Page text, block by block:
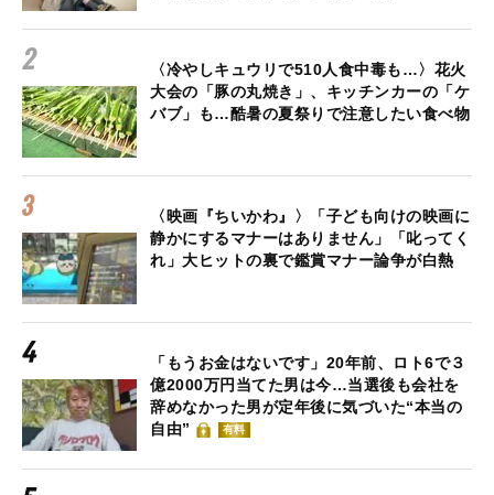
〈冷やしキュウリで510人食中毒も…〉花火
大会の「豚の丸焼き」、キッチンカーの「ケ
バブ」も…酷暑の夏祭りで注意したい食べ物
〈映画『ちいかわ』〉「子ども向けの映画に
静かにするマナーはありません」「叱ってく
れ」大ヒットの裏で鑑賞マナー論争が白熱
「もうお金はないです」20年前、ロト6で３
億2000万円当てた男は今…当選後も会社を
辞めなかった男が定年後に気づいた“本当の
自由”
有料